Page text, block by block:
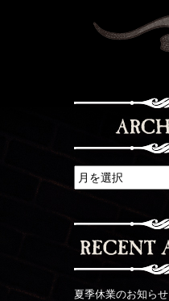
夏季休業のお知らせ